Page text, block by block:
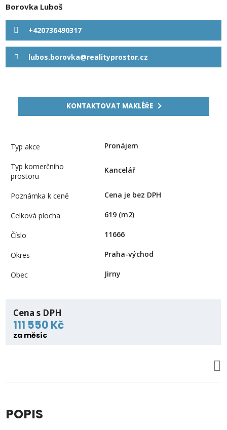
Borovka Luboš
+420736490317
lubos.borovka@realityprostor.cz
KONTAKTOVAT MAKLÉŘE
Typ akce Pronájem
Typ komerčního
prostoru
Kancelář
Poznámka k ceně Cena je bez DPH
Celková plocha 619 (m2)
Číslo 11666
Okres Praha-východ
Obec Jirny
Cena s DPH
111 550 Kč
za měsíc
POPIS